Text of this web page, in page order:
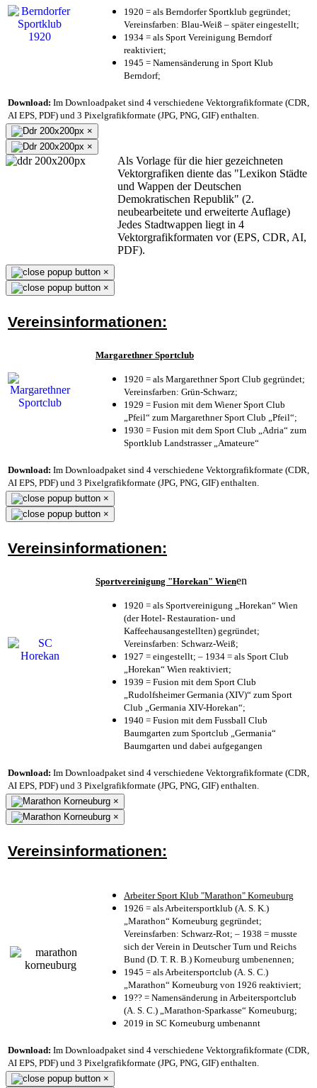
1920 = als Berndorfer Sportklub gegründet;
Vereinsfarben: Blau-Weiß – später eingestellt;
1934 = als Sport Vereinigung Berndorf
reaktiviert;
1945 = Namensänderung in Sport Klub
Berndorf;
Download: Im Downloadpaket sind 4 verschiedene Vektorgrafikformate (CDR,
AI EPS, PDF) und 3 Pixelgrafikformate (JPG, PNG, GIF) enthalten.
×
×
Als Vorlage für die hier gezeichneten
Vektorgrafiken diente das "Lexikon Städte
und Wappen der Deutschen
Demokratischen Republik" (2.
neubearbeitete und erweiterte Auflage)
Jedes Stadtwappen liegt in 4
Vektorgrafikformaten vor (EPS, CDR, AI,
PDF).
×
×
Vereinsinformationen:
Margarethner Sportclub
1920 = als Margarethner Sport Club gegründet;
Vereinsfarben: Grün-Schwarz;
1929 = Fusion mit dem Wiener Sport Club
„Pfeil“ zum Margarethner Sport Club „Pfeil“;
1930 = Fusion mit dem Sport Club „Adria“ zum
Sportklub Landstrasser „Amateure“
Download: Im Downloadpaket sind 4 verschiedene Vektorgrafikformate (CDR,
AI EPS, PDF) und 3 Pixelgrafikformate (JPG, PNG, GIF) enthalten.
×
×
Vereinsinformationen:
Sportvereinigung "Horekan" Wienen
1920 = als Sportvereinigung „Horekan“ Wien
(der Hotel- Restauration- und
Kaffeehausangestellten) gegründet;
Vereinsfarben: Schwarz-Weiß;
1927 = eingestellt; – 1934 = als Sport Club
„Horekan“ Wien reaktiviert;
1939 = Fusion mit dem Sport Club
„Rudolfsheimer Germania (XIV)“ zum Sport
Club „Germania XIV-Horekan“;
1940 = Fusion mit dem Fussball Club
Baumgarten zum Sportclub „Germania“
Baumgarten und dabei aufgegangen
Download: Im Downloadpaket sind 4 verschiedene Vektorgrafikformate (CDR,
AI EPS, PDF) und 3 Pixelgrafikformate (JPG, PNG, GIF) enthalten.
×
×
Vereinsinformationen:
Arbeiter Sport Klub "Marathon" Korneuburg
1926 = als Arbeitersportklub (A. S. K.)
„Marathon“ Korneuburg gegründet;
Vereinsfarben: Schwarz-Rot; – 1938 = musste
sich der Verein in Deutscher Turn und Reichs
Bund (D. T. R. B.) Korneuburg umbenennen;
1945 = als Arbeitersportclub (A. S. C.)
„Marathon“ Korneuburg von 1926 reaktiviert;
19?? = Namensänderung in Arbeitersportclub
(A. S. C.) „Marathon-Sparkasse“ Korneuburg;
2019 in SC Korneuburg umbenannt
Download: Im Downloadpaket sind 4 verschiedene Vektorgrafikformate (CDR,
AI EPS, PDF) und 3 Pixelgrafikformate (JPG, PNG, GIF) enthalten.
×